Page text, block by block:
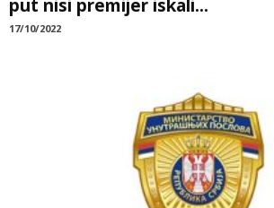
put nisi premijer iskali...
17/10/2022